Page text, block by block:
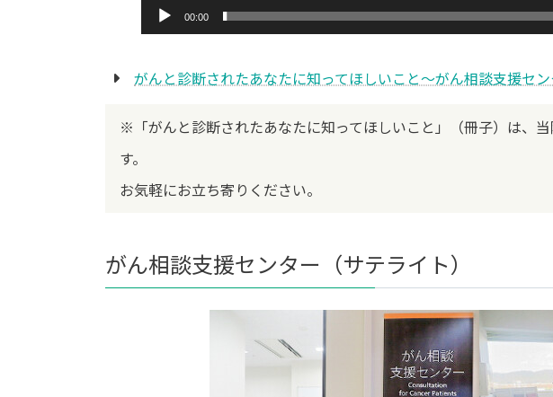
00:00
がんと診断されたあなたに知ってほしいこと～がん相談支援セ
※「がんと診断されたあなたに知ってほしいこと」（冊子）は、
す。
お気軽にお立ち寄りください。
がん相談支援センター（サテライト）